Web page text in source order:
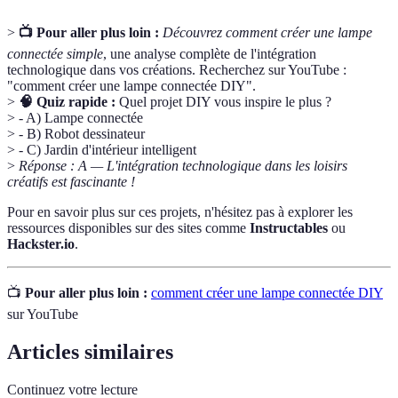
> 📺 Pour aller plus loin : Découvrez comment créer une lampe
connectée simple, une analyse complète de l'intégration
technologique dans vos créations. Recherchez sur YouTube :
"comment créer une lampe connectée DIY".
> 🧠 Quiz rapide : Quel projet DIY vous inspire le plus ?
> - A) Lampe connectée
> - B) Robot dessinateur
> - C) Jardin d'intérieur intelligent
> Réponse : A — L'intégration technologique dans les loisirs
créatifs est fascinante !
Pour en savoir plus sur ces projets, n'hésitez pas à explorer les
ressources disponibles sur des sites comme Instructables ou
Hackster.io.
📺 Pour aller plus loin : comment créer une lampe connectée DIY
sur YouTube
Articles similaires
Continuez votre lecture